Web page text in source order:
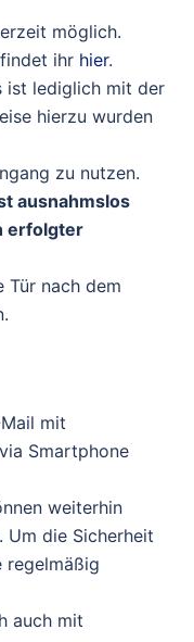
möglich.
ihr hier.
ist lediglich mit der
hierzu wurden
zu nutzen.
ausnahmslos
erfolgter
Tür nach dem
mit
Smartphone
weiterhin
die Sicherheit
regelmäßig
auch mit